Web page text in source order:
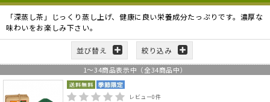
「深蒸し茶」じっくり蒸し上げ、健康に良い栄養成分たっぷりです。濃厚な
味わいをお楽しみ下さい。
並び替え 絞り込み
1～34商品表示中（全34商品中）
レビュー0件